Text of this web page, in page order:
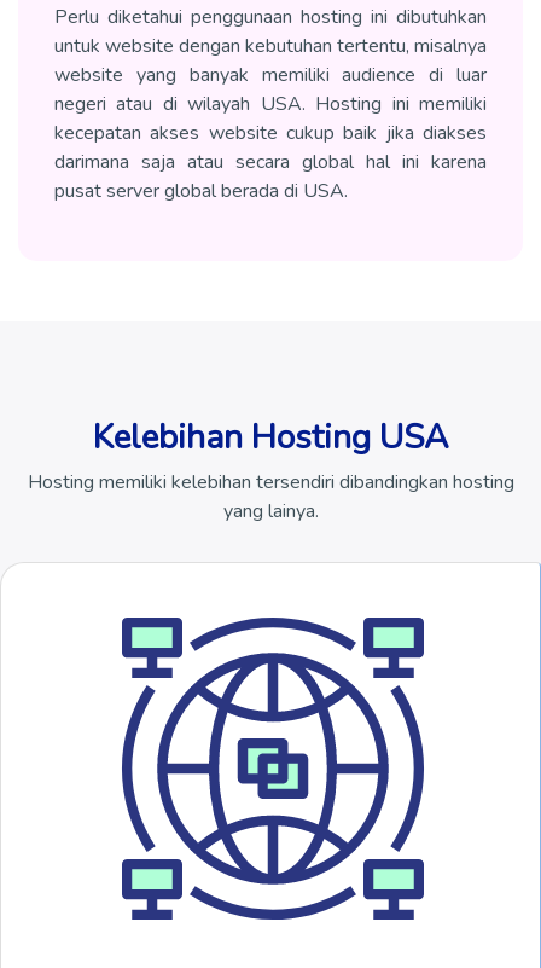
Perlu diketahui penggunaan hosting ini dibutuhkan
untuk website dengan kebutuhan tertentu, misalnya
website yang banyak memiliki audience di luar
negeri atau di wilayah USA. Hosting ini memiliki
kecepatan akses website cukup baik jika diakses
darimana saja atau secara global hal ini karena
pusat server global berada di USA.
Kelebihan Hosting USA
Hosting memiliki kelebihan tersendiri dibandingkan hosting
yang lainya.